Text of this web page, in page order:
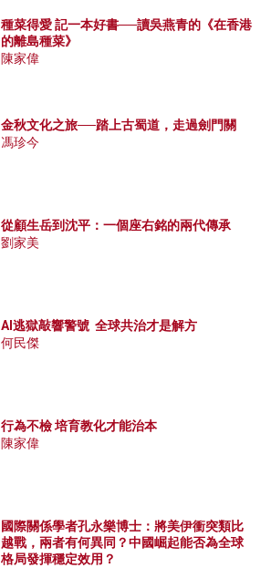
種菜得愛 記一本好書──讀吳燕青的《在香港
的離島種菜》
陳家偉
金秋文化之旅──踏上古蜀道，走過劍門關
馮珍今
從顧生岳到沈平：一個座右銘的兩代傳承
劉家美
AI逃獄敲響警號 全球共治才是解方
何民傑
行為不檢 培育教化才能治本
陳家偉
國際關係學者孔永樂博士：將美伊衝突類比
越戰，兩者有何異同？中國崛起能否為全球
格局發揮穩定效用？